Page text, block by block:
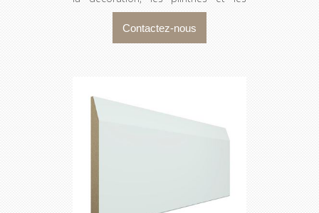
cadrages dissimulent les espaces
entre les murs et l’encadrement
d’une porte ou d’une fenêtre. Le